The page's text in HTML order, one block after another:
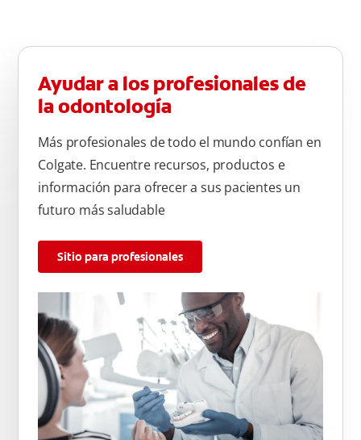
Ayudar a los profesionales de
la odontología
Más profesionales de todo el mundo confían en
Colgate. Encuentre recursos, productos e
información para ofrecer a sus pacientes un
futuro más saludable
Sitio para profesionales